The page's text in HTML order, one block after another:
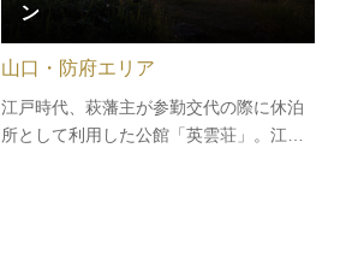
ン
江戸時代、萩藩主が参勤交代の際に休泊
所として利用した公館「英雲荘」。江戸
山口・防府エリア